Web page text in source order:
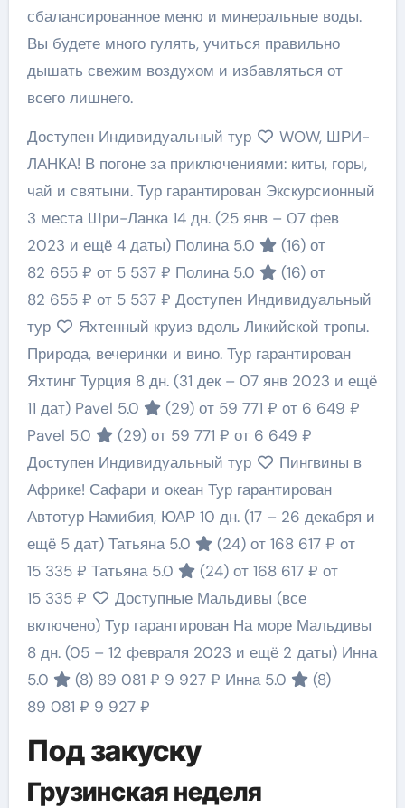
сбалансированное меню и минеральные воды.
Вы будете много гулять, учиться правильно
дышать свежим воздухом и избавляться от
всего лишнего.
Доступен Индивидуальный тур
WOW, ШРИ-
ЛАНКА! В погоне за приключениями: киты, горы,
чай и святыни. Тур гарантирован Экскурсионный
3 места Шри-Ланка14 дн. (25 янв – 07 фев
2023 и ещё 4 даты) Полина 5.0 (16) от
82 655 ₽ от 5 537 ₽ Полина 5.0 (16) от
82 655 ₽ от 5 537 ₽ Доступен Индивидуальный
тур
Яхтенный круиз вдоль Ликийской тропы.
Природа, вечеринки и вино. Тур гарантирован
Яхтинг Турция 8 дн. (31 дек – 07 янв 2023 и ещё
11 дат) Pavel 5.0 (29) от 59 771 ₽ от 6 649 ₽
Pavel 5.0
(29) от 59 771 ₽ от 6 649 ₽
Доступен Индивидуальный тур
Пингвины в
Африке! Сафари и океан Тур гарантирован
Автотур Намибия, ЮАР 10 дн. (17 – 26 декабря и
ещё 5 дат) Татьяна 5.0 (24) от 168 617 ₽ от
15 335 ₽ Татьяна 5.0 (24) от 168 617 ₽ от
15 335 ₽
Доступные Мальдивы (все
включено) Тур гарантирован На море Мальдивы
8 дн. (05 – 12 февраля 2023 и ещё 2 даты) Инна
5.0
(8) 89 081 ₽ 9 927 ₽ Инна 5.0
(8)
89 081 ₽ 9 927 ₽
Под закуску
Грузинская неделя